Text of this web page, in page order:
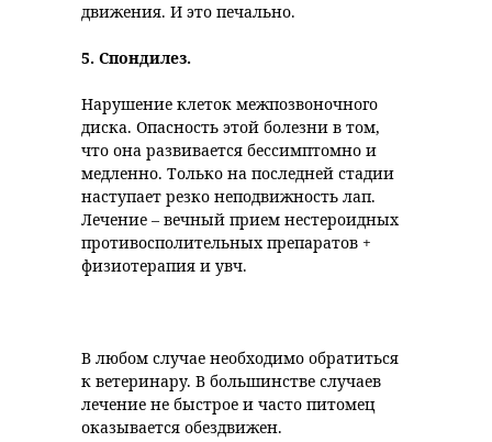
движения. И это печально.
5. Спондилез.
Нарушение клеток межпозвоночного
диска. Опасность этой болезни в том,
что она развивается бессимптомно и
медленно. Только на последней стадии
наступает резко неподвижность лап.
Лечение – вечный прием нестероидных
противосполительных препаратов +
физиотерапия и увч.
В любом случае необходимо обратиться
к ветеринару. В большинстве случаев
лечение не быстрое и часто питомец
оказывается обездвижен.